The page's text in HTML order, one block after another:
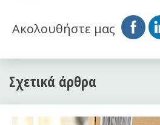
Ακολουθήστε μας
Σχετικά άρθρα